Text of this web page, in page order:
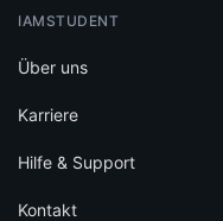
IAMSTUDENT
Über uns
Karriere
Hilfe & Support
Kontakt